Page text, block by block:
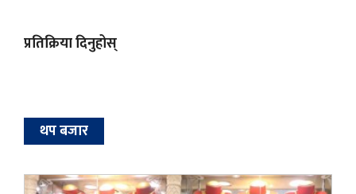
प्रतिक्रिया दिनुहोस्
थप बजार